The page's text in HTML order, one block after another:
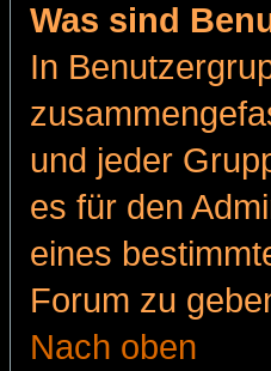
Was sind
In
und jeder
es für den
eines
Forum zu
Nach oben